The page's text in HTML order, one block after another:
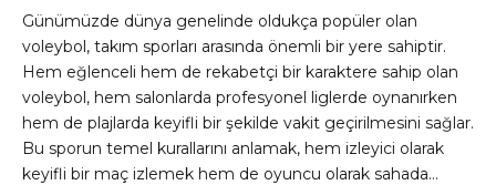
Günümüzde dünya genelinde oldukça popüler olan
voleybol, takım sporları arasında önemli bir yere sahiptir.
Hem eğlenceli hem de rekabetçi bir karaktere sahip olan
voleybol, hem salonlarda profesyonel liglerde oynanırken
hem de plajlarda keyifli bir şekilde vakit geçirilmesini sağlar.
Bu sporun temel kurallarını anlamak, hem izleyici olarak
keyifli bir maç izlemek hem de oyuncu olarak sahada...